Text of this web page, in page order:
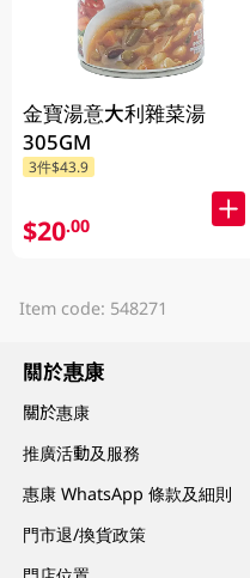
金寶湯意大利雜菜湯
305GM
3件$43.9
$20.00
Item code: 548271
關於惠康
關於惠康
推廣活動及服務
惠康 WhatsApp 條款及細則
門市退/換貨政策